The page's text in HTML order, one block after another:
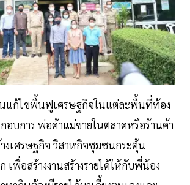
นแก้ไขพื้นฟูเศรษฐกิจในแต่ละพื้นที่ท้อง
อบการ พ่อค้าแม่ขายในตลาดหรือร้านค้า
เศรษฐกิจ วิสาหกิจชุมชนกระตุ้น
เพื่อสร้างงานสร้างรายได้ให้กับพี่น้อง